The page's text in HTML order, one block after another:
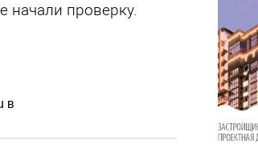
начали проверку.
в